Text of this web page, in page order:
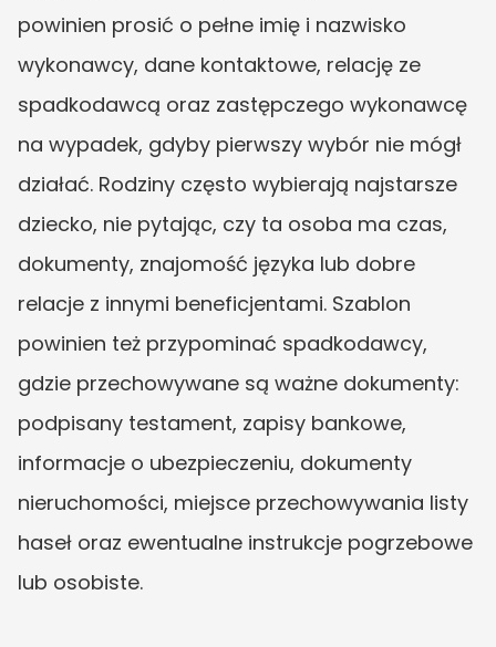
powinien prosić o pełne imię i nazwisko
wykonawcy, dane kontaktowe, relację ze
spadkodawcą oraz zastępczego wykonawcę
na wypadek, gdyby pierwszy wybór nie mógł
działać. Rodziny często wybierają najstarsze
dziecko, nie pytając, czy ta osoba ma czas,
dokumenty, znajomość języka lub dobre
relacje z innymi beneficjentami. Szablon
powinien też przypominać spadkodawcy,
gdzie przechowywane są ważne dokumenty:
podpisany testament, zapisy bankowe,
informacje o ubezpieczeniu, dokumenty
nieruchomości, miejsce przechowywania listy
haseł oraz ewentualne instrukcje pogrzebowe
lub osobiste.